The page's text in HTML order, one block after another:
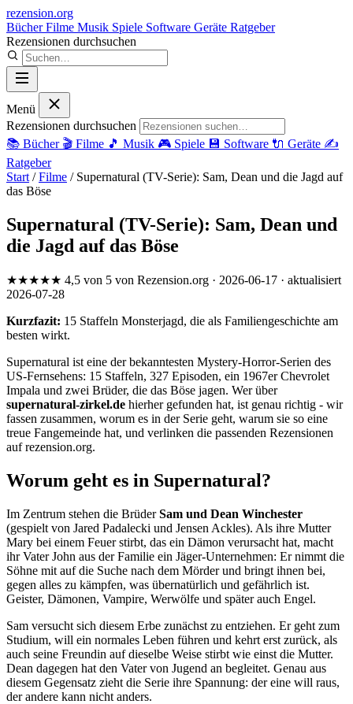
rezension.org
BücherFilme Musik Spiele Software Geräte Ratgeber
Rezensionen durchsuchen
Menü
Rezensionen durchsuchen
📚 Bücher 🎬 Filme 🎵 Musik 🎮 Spiele 💾 Software 🔌 Geräte ✍️
Ratgeber
Start / Filme / Supernatural (TV-Serie): Sam, Dean und die Jagd auf
das Böse
Supernatural (TV-Serie): Sam, Dean und
die Jagd auf das Böse
★★★★★ 4,5 von 5 von Rezension.org · 2026-06-17 · aktualisiert
2026-07-28
Kurzfazit: 15 Staffeln Monsterjagd, die als Familiengeschichte am
besten wirkt.
Supernatural ist eine der bekanntesten Mystery-Horror-Serien des
US-Fernsehens: 15 Staffeln, 327 Episoden, ein 1967er Chevrolet
Impala und zwei Brüder, die das Böse jagen. Wer über
supernatural-zirkel.de hierher gefunden hat, ist genau richtig - wir
fassen zusammen, worum es in der Serie geht, warum sie so eine
treue Fangemeinde hat, und verlinken die passenden Rezensionen
auf rezension.org.
Worum geht es in Supernatural?
Im Zentrum stehen die BrüderSam und Dean Winchester
(gespielt von Jared Padalecki und Jensen Ackles). Als ihre Mutter
Mary bei einem Feuer stirbt, das ein Dämon verursacht hat, macht
ihr Vater John aus der Familie ein Jäger-Unternehmen: Er nimmt die
Söhne mit auf die Suche nach dem Mörder und bringt ihnen bei,
gegen alles zu kämpfen, was übernatürlich und gefährlich ist.
Geister, Dämonen, Vampire, Werwölfe und später auch Engel.
Sam versucht sich diesem Erbe zunächst zu entziehen. Er geht zum
Studium, will ein normales Leben führen und kehrt erst zurück, als
auch seine Freundin auf dieselbe Weise stirbt wie einst die Mutter.
Dean dagegen hat den Vater von Jugend an begleitet. Genau aus
diesem Gegensatz zieht die Serie ihre Spannung: der eine will raus,
der andere kann nicht anders.